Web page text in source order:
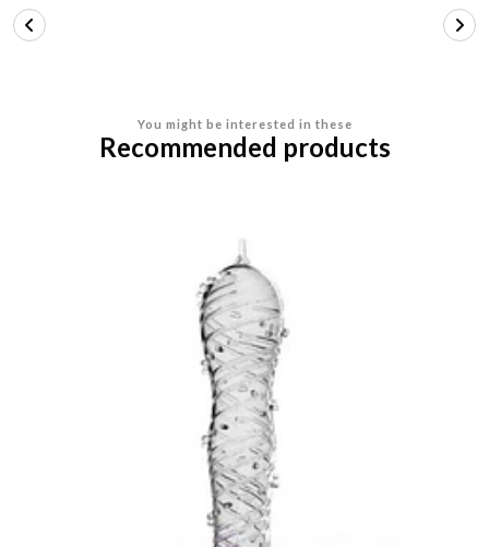
You might be interested in these
Recommended products